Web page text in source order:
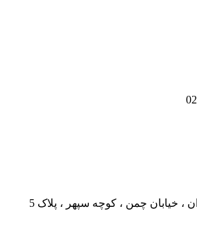
، خیابان چمن ، کوچه سپهر ، پلاک 5